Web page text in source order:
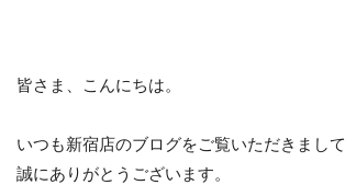
皆さま、こんにちは。
いつも新宿店のブログをご覧いただきまして
誠にありがとうございます。